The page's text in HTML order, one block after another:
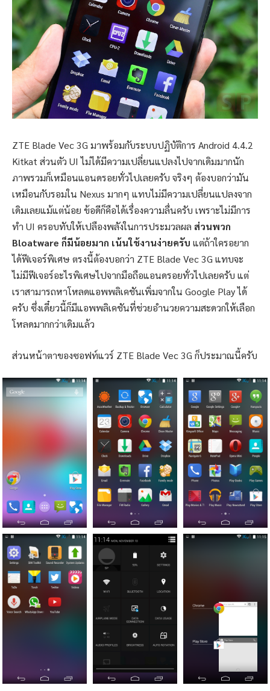
ZTE Blade Vec 3G มาพร้อมกับระบบปฏิบัติการ Android 4.4.2
Kitkat ส่วนตัว UI ไม่ได้มีความเปลี่ยนแปลงไปจากเดิมมากนัก
ภาพรวมก็เหมือนแอนดรอยทั่วไปเลยครับ จริงๆ ต้องบอกว่ามัน
เหมือนกับรอมใน Nexus มากๆ แทบไม่มีความเปลี่ยนแปลงจาก
เดิมเลยแม้แต่น้อย ข้อดีก็คือได้เรื่องความลื่นครับ เพราะไม่มีการ
ทำ UI ครอบทับให้เปลืองพลังในการประมวลผล ส่วนพวก
Bloatware ก็มีน้อยมาก เน้นใช้งานง่ายครับ แต่ถ้าใครอยาก
ได้ฟีเจอร์พิเศษ ตรงนี้ต้องบอกว่า ZTE Blade Vec 3G แทบจะ
ไม่มีฟีเจอร์อะไรพิเศษไปจากมือถือแอนดรอยทั่วไปเลยครับ แต่
เราสามารถหาโหลดแอพพลิเคชันเพิ่มจากใน Google Play ได้
ครับ ซึ่งเดี๋ยวนี้ก็มีแอพพลิเคชันที่ช่วยอำนวยความสะดวกให้เลือก
โหลดมากกว่าเดิมแล้ว
ส่วนหน้าตาของซอฟท์แวร์ ZTE Blade Vec 3G ก็ประมาณนี้ครับ